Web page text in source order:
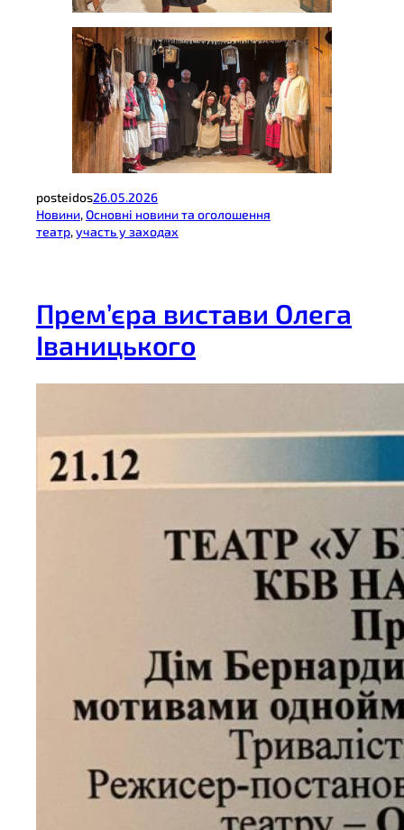
posteidos26.05.2026
Новини, Основні новини та оголошення
театр, участь у заходах
Прем’єра вистави Олега
Іваницького